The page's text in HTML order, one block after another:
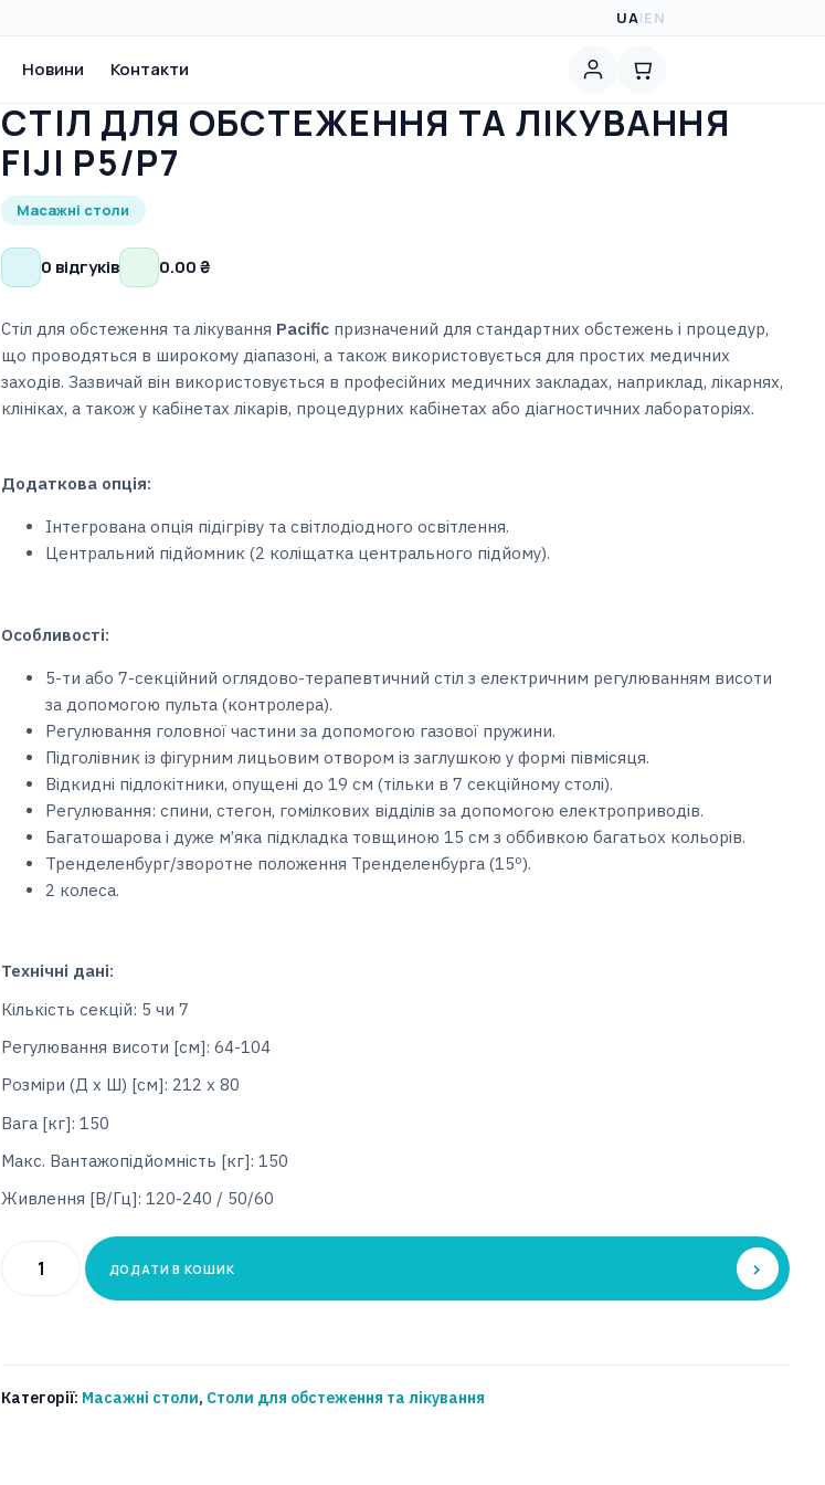
UA|EN
Новини Контакти
СТІЛ ДЛЯ ОБСТЕЖЕННЯ ТА ЛІКУВАННЯ
FIJI P5/Р7
Масажні столи
0 відгуків 0.00₴
Стіл для обстеження та лікування Pacific призначений для стандартних обстежень і процедур,
що проводяться в широкому діапазоні, а також використовується для простих медичних
заходів. Зазвичай він використовується в професійних медичних закладах, наприклад, лікарнях,
клініках, а також у кабінетах лікарів, процедурних кабінетах або діагностичних лабораторіях.
Додаткова опція:
Інтегрована опція підігріву та світлодіодного освітлення.
Центральний підйомник (2 коліщатка центрального підйому).
Особливості:
5-ти або 7-секційний оглядово-терапевтичний стіл з електричним регулюванням висоти
за допомогою пульта (контролера).
Регулювання головної частини за допомогою газової пружини.
Підголівник із фігурним лицьовим отвором із заглушкою у формі півмісяця.
Відкидні підлокітники, опущені до 19 см (тільки в 7 секційному столі).
Регулювання: спини, стегон, гомілкових відділів за допомогою електроприводів.
Багатошарова і дуже м’яка підкладка товщиною 15 см з оббивкою багатьох кольорів.
Тренделенбург/зворотне положення Тренделенбурга (15º).
2 колеса.
Технічні дані:
Кількість секцій: 5 чи 7
Регулювання висоти [см]: 64-104
Розміри (Д x Ш) [см]: 212 x 80
Вага [кг]: 150
Макс. Вантажопідйомність [кг]: 150
Живлення [В/Гц]: 120-240 / 50/60
Fiji
ДОДАТИ В КОШИК
Категорії: Масажні столи, Столи для обстеження та лікування